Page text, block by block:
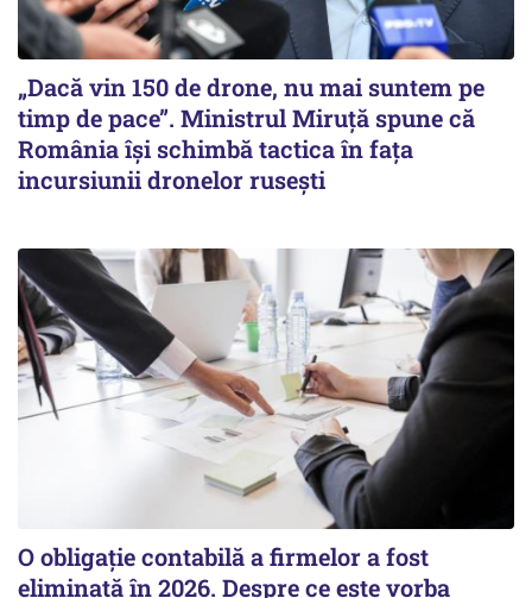
„Dacă vin 150 de drone, nu mai suntem pe
timp de pace”. Ministrul Miruţă spune că
România își schimbă tactica în fața
incursiunii dronelor rusești
O obligație contabilă a firmelor a fost
eliminată în 2026. Despre ce este vorba